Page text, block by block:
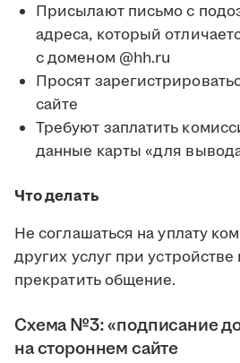
Присылают письмо с
адреса, который
с доменом @hh.ru
Просят
сайте
Требуют заплатить
данные карты «для
Что делать
Не соглашаться на уплату
других услуг при устройстве
прекратить общение.
Схема №3: «подписание
на стороннем сайте